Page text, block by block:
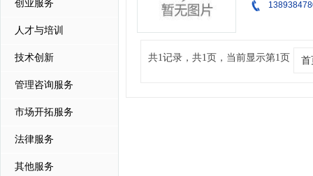
创业服务
人才与培训
技术创新
管理咨询服务
市场开拓服务
法律服务
其他服务
共1记录，共1页，当前显示第1页 首